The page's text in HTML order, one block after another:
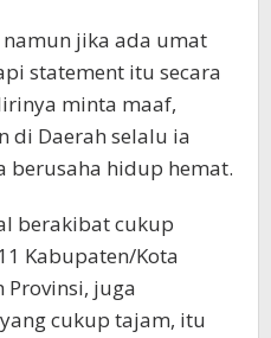
jika ada umat
statement itu secara
minta maaf,
di Daerah selalu ia
berusaha hidup hemat.
berakibat cukup
Kabupaten/Kota
juga
cukup tajam, itu